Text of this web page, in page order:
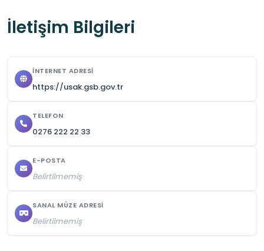
yönlendirilmeleri sağlanabilir.
taşımaları desteklenebilir.
İletişim Bilgileri
İNTERNET ADRESI
https://usak.gsb.gov.tr
TELEFON
0276 222 22 33
E-POSTA
Belirtilmemiş
SANAL MÜZE ADRESI
Belirtilmemiş